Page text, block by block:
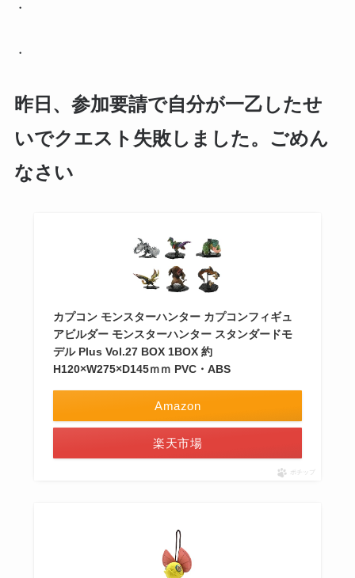
・
・
昨日、参加要請で自分が一乙したせ
いでクエスト失敗しました。ごめん
なさい
カプコン モンスターハンター カプコンフィギュ
アビルダー モンスターハンター スタンダードモ
デル Plus Vol.27 BOX 1BOX 約
H120×W275×D145ｍｍ PVC・ABS
Amazon
楽天市場
ポチップ